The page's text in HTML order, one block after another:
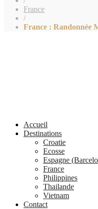
France
/
France : Randonnée
Accueil
Destinations
Croatie
Ecosse
Espagne
France
Philippines
Thailande
Vietnam
Contact